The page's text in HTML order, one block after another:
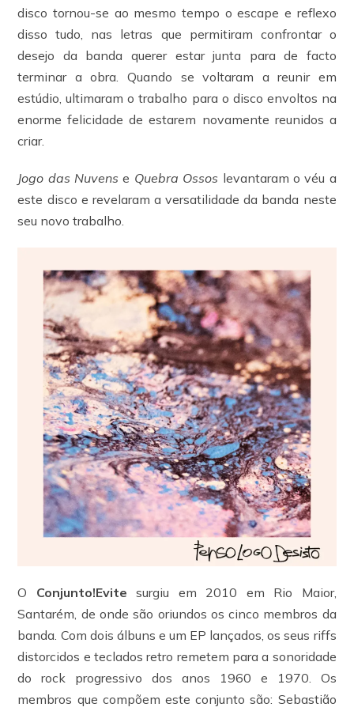
disco tornou-se ao mesmo tempo o escape e reflexo
disso tudo, nas letras que permitiram confrontar o
desejo da banda querer estar junta para de facto
terminar a obra. Quando se voltaram a reunir em
estúdio, ultimaram o trabalho para o disco envoltos na
enorme felicidade de estarem novamente reunidos a
criar.
Jogo das Nuvens e Quebra Ossos levantaram o véu a
este disco e revelaram a versatilidade da banda neste
seu novo trabalho.
O Conjunto!Evite surgiu em 2010 em Rio Maior,
Santarém, de onde são oriundos os cinco membros da
banda. Com dois álbuns e um EP lançados, os seus riffs
distorcidos e teclados retro remetem para a sonoridade
do rock progressivo dos anos 1960 e 1970. Os
membros que compõem este conjunto são: Sebastião